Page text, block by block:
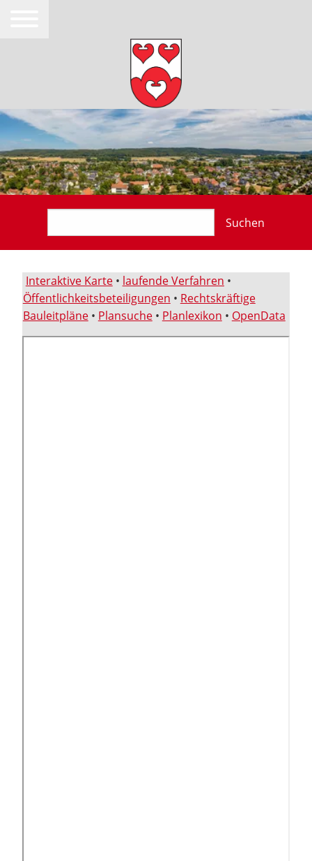
Suchen
Interaktive Karte• laufende Verfahren •
Öffentlichkeitsbeteiligungen • Rechtskräftige
Bauleitpläne• Plansuche• Planlexikon • OpenData